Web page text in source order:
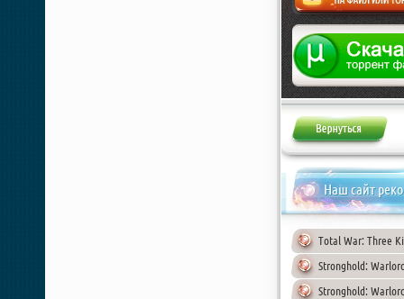
Жалоба
Наш сайт
Total War: Three
Stronghold:
Stronghold: